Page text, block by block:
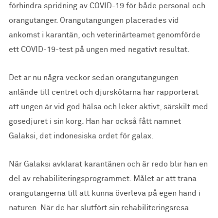
förhindra spridning av COVID-19 för både personal och
orangutanger. Orangutangungen placerades vid
ankomst i karantän, och veterinärteamet genomförde
ett COVID-19-test på ungen med negativt resultat.
Det är nu några veckor sedan orangutangungen
anlände till centret och djurskötarna har rapporterat
att ungen är vid god hälsa och leker aktivt, särskilt med
gosedjuret i sin korg. Han har också fått namnet
Galaksi, det indonesiska ordet för galax.
När Galaksi avklarat karantänen och är redo blir han en
del av rehabiliteringsprogrammet. Målet är att träna
orangutangerna till att kunna överleva på egen hand i
naturen. När de har slutfört sin rehabiliteringsresa